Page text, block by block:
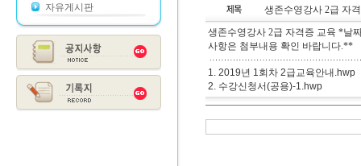
자유게시판
생존수영강사 2급 자
생존수영강사 2급 자격증 교육 *날
사항은 첨부내용 확인 바랍니다.**
1. 2019년 1회차 2급교육안내.hwp
2. 수강신청서(공용)-1.hwp